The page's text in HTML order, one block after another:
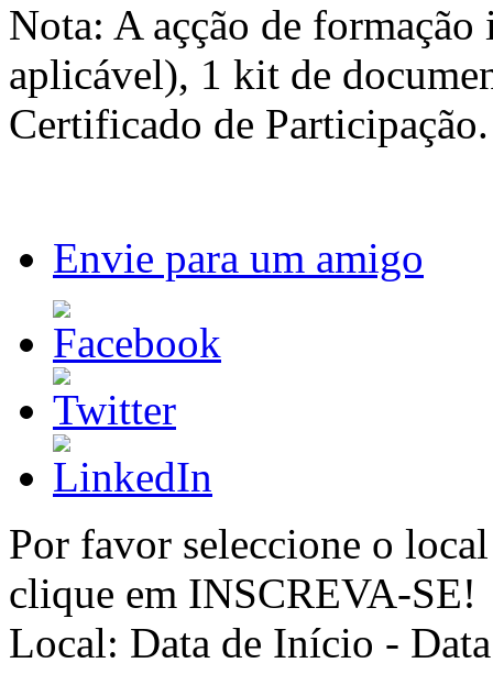
Nota: A açção de
aplicável), 1 kit de
Certificado de Participação.
Envie para um amigo
Por favor seleccione o
clique em INSCREVA-SE!
Local: Data de Início -